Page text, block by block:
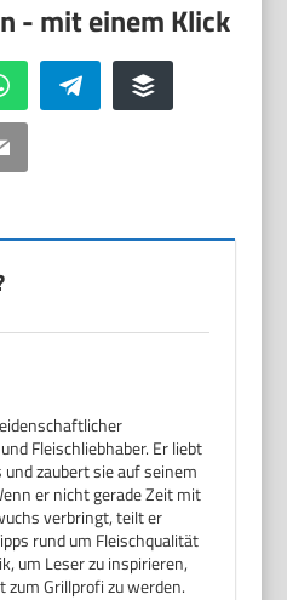
WhatsApp Telegram Buffer
Email
Fleischliebhaber. Er liebt
zaubert sie auf seinem
er nicht gerade Zeit mit
verbringt, teilt er
rund um Fleischqualität
um Leser zu inspirieren,
zum Grillprofi zu werden.